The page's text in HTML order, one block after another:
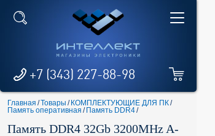
+7 (343) 227-88-98
Главная /Товары / КОМПЛЕКТУЮЩИЕ ДЛЯ ПК/
Память оперативная / Память DDR4/
Память DDR4 32Gb 3200MHz A-